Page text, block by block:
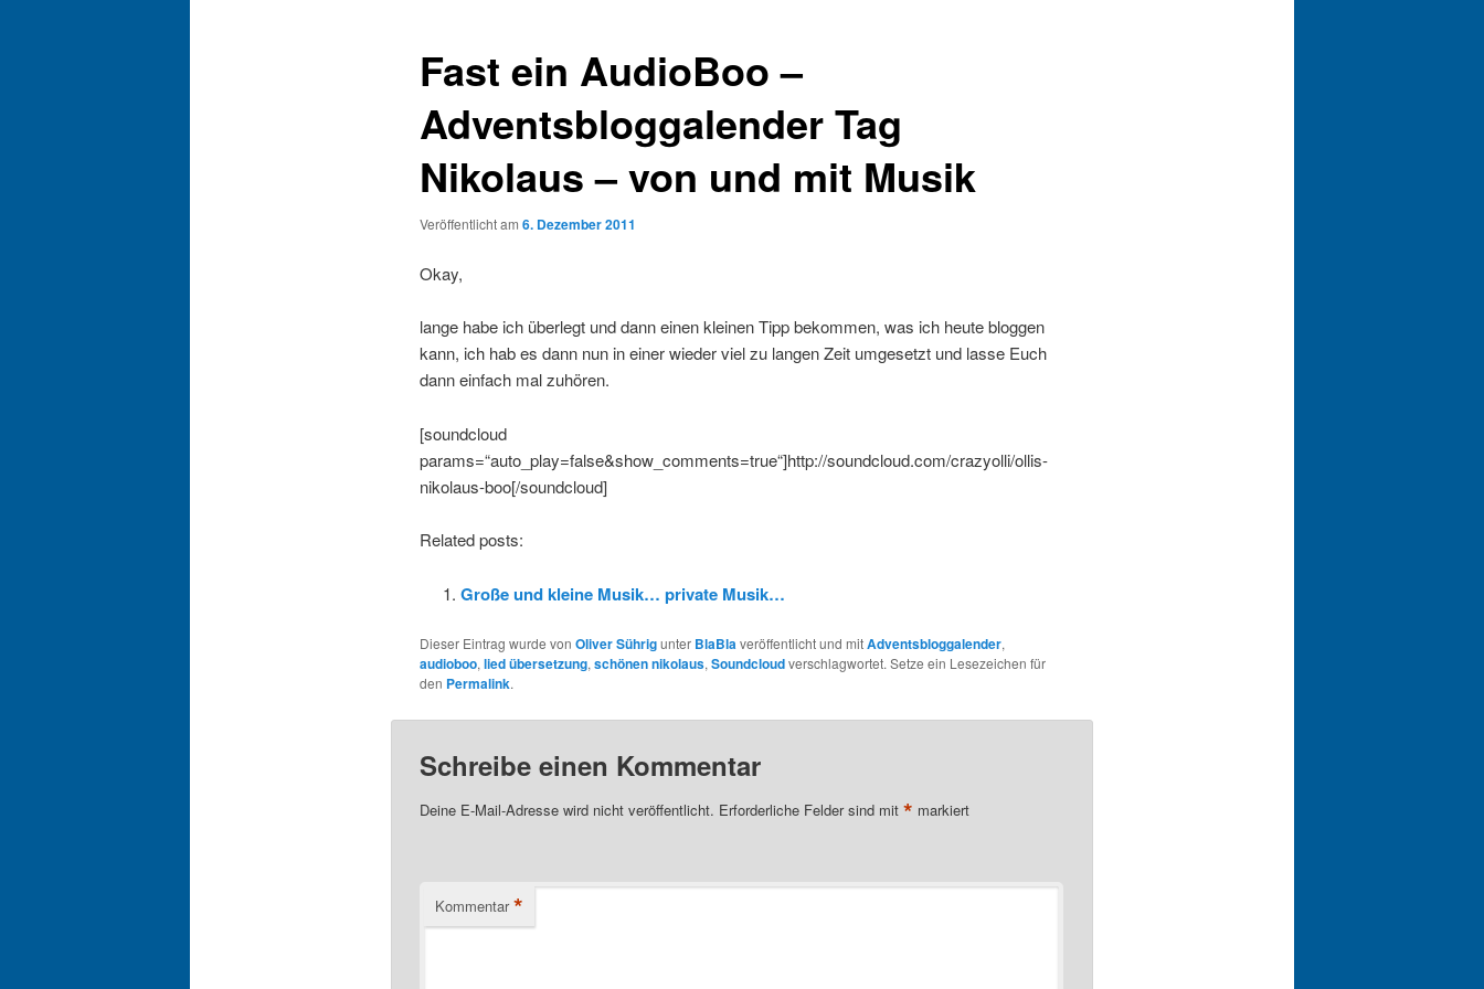
Fast ein AudioBoo –
Adventsbloggalender Tag
Nikolaus – von und mit Musik
Veröffentlicht am 6. Dezember 2011
Okay,
lange habe ich überlegt und dann einen kleinen Tipp bekommen, was ich heute bloggen
kann, ich hab es dann nun in einer wieder viel zu langen Zeit umgesetzt und lasse Euch
dann einfach mal zuhören.
[soundcloud
params=“auto_play=false&show_comments=true“]http://soundcloud.com/crazyolli/ollis-
nikolaus-boo[/soundcloud]
Related posts:
Große und kleine Musik… private Musik…
Dieser Eintrag wurde von Oliver Sührigunter BlaBlaveröffentlicht und mitAdventsbloggalender,
audioboo, lied übersetzung, schönen nikolaus, Soundcloudverschlagwortet. Setze ein Lesezeichen für
den Permalink.
Schreibe einen Kommentar
Deine E-Mail-Adresse wird nicht veröffentlicht. Erforderliche Felder sind mit * markiert
Kommentar *